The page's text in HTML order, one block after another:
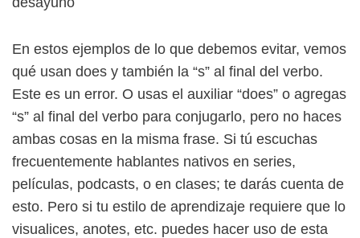
En estos ejemplos de lo que debemos evitar, vemos
qué usan does y también la “s” al final del verbo.
Este es un error. O usas el auxiliar “does” o agregas
“s” al final del verbo para conjugarlo, pero no haces
ambas cosas en la misma frase. Si tú escuchas
frecuentemente hablantes nativos en series,
películas, podcasts, o en clases; te darás cuenta de
esto. Pero si tu estilo de aprendizaje requiere que lo
visualices, anotes, etc. puedes hacer uso de esta